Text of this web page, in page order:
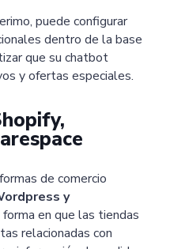
puede configurar
dentro de la base
que su chatbot
y ofertas especiales.
de comercio
y
en que las tiendas
relacionadas con